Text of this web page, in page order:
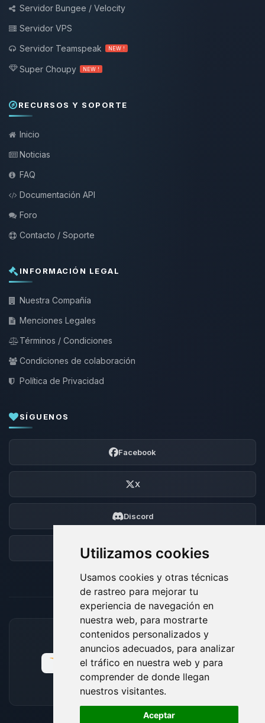
Utilizamos cookies
Usamos cookies y otras técnicas
de rastreo para mejorar tu
experiencia de navegación en
nuestra web, para mostrarte
contenidos personalizados y
anuncios adecuados, para analizar
el tráfico en nuestra web y para
comprender de donde llegan
nuestros visitantes.
Aceptar
Servidor Bungee / Velocity
Servidor VPS
Servidor Teamspeak
NEW !
Super Choupy NEW !
RECURSOS Y SOPORTE
Inicio
Noticias
FAQ
Documentación API
Foro
Contacto / Soporte
INFORMACIÓN LEGAL
Nuestra Compañía
Menciones Legales
Términos / Condiciones
Condiciones de colaboración
Política de Privacidad
SÍGUENOS
Facebook
X
Discord
Foro
MÉTODOS DE PAGO ACEPTADOS
🍪